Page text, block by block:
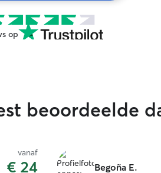
op
beoordeelde
vanaf
€ 24 Begoña E.